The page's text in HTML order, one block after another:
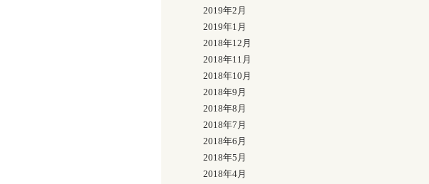
2019年2月
2019年1月
2018年12月
2018年11月
2018年10月
2018年9月
2018年8月
2018年7月
2018年6月
2018年5月
2018年4月